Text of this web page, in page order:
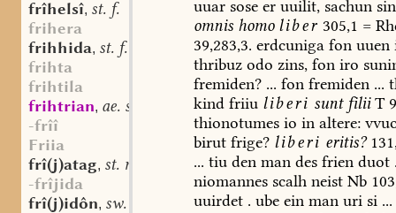
frîhelsî, st. f.
frihera
frihhida, st. f.
frihta
frihtila
frihtrian, ae. sw. v.
-frîî
Friia
frî(j)atag, st. m.
-frîjida
frî(j)idôn, sw. v.
uuarsoseeruuilit,sachun
omnishomo liber 305,1 =
39,283,3. erdcunigafonuuen
thribuzodo zins,foniro
fremiden?... fonfremiden ...
kindfriiu liberi suntfiliiT
thionotumesio inaltere:
birutfrige? liberi eritis?
... tiu denmandesfrienduot
niomannesscalhneist Nb
uuirdet. ubeeinmanurisi ...